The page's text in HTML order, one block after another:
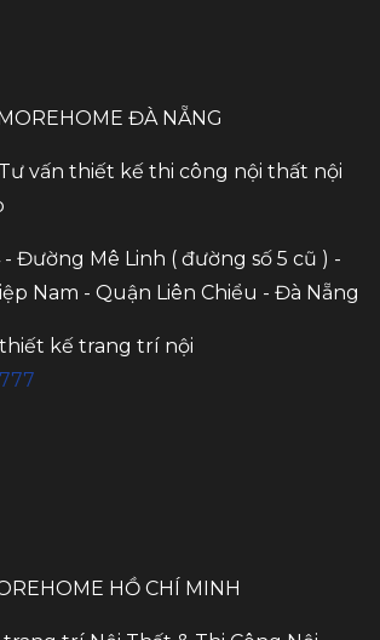
MOREHOME ĐÀ NẴNG
vấn thiết kế thi công nội thất nội
- Đường Mê Linh ( đường số 5 cũ ) -
Nam - Quận Liên Chiểu - Đà Nẵng
kế trang trí nội
HỒ CHÍ MINH